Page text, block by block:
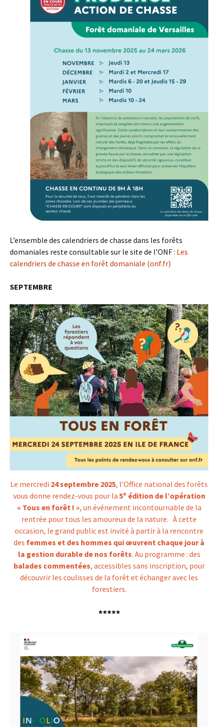
L’ensemble des calendriers de chasse dans les forêts
domaniales reste consultable sur le site de l’ONF : Les
calendriers de chasse en forêt domaniale (onf.fr)
SEPTEMBRE
Le mercredi 24 septembre 2025, l’Office national des forêts
vous donne rendez-vous pour la 5ᵉ édition de l’opération
« Tous en forêt ! », un événement incontournable de la
rentrée pour tous les amoureux de la nature. À cette
occasion, le grand public est invité à partir à la rencontre
des femmes et des hommes qui œuvrent chaque jour à
la gestion durable de nos forêts. Au programme : des
balades commentées, accessibles sans inscription, pour
découvrir les coulisses de la forêt et échanger avec les
forestiers.
*****